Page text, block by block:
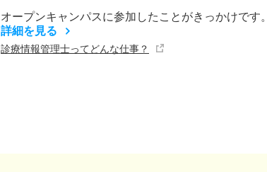
オープンキャンパスに参加したことがきっかけです。
詳細を見る
診療情報管理士ってどんな仕事？